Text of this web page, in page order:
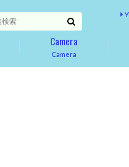
Camera
Camera